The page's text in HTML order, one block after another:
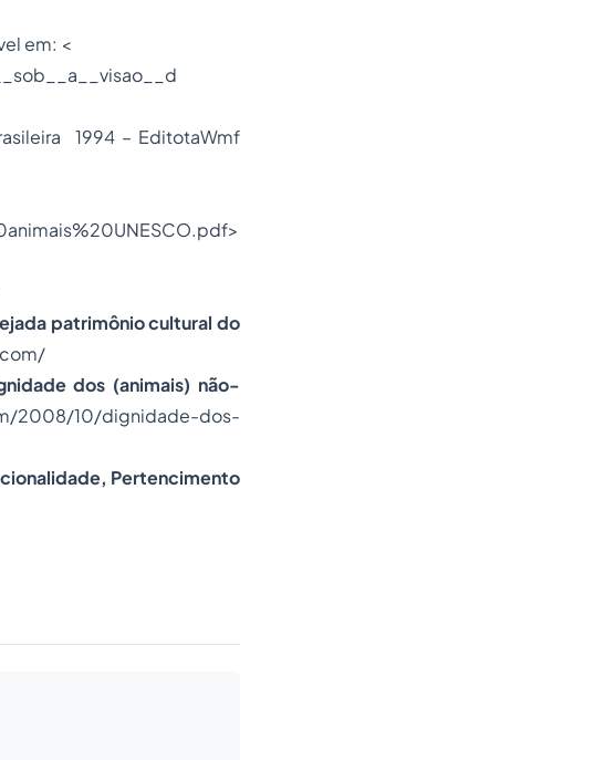
em: <
1994 – EditotaWmf
patrimônio cultural do
dos (animais) não-
2008/10/dignidade-dos-
Pertencimento